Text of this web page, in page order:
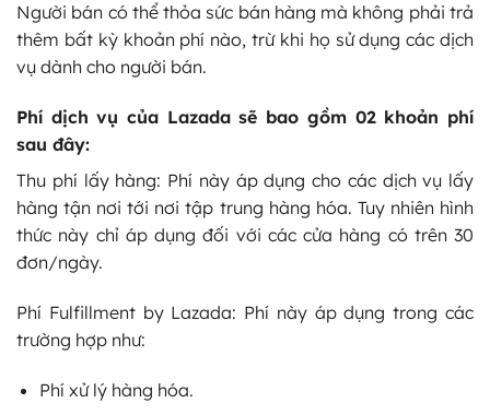
Người bán có thể thỏa sức bán hàng mà không phải trả
thêm bất kỳ khoản phí nào, trừ khi họ sử dụng các dịch
vụ dành cho người bán.
Phí dịch vụ của Lazada sẽ bao gồm 02 khoản phí
sau đây:
Thu phí lấy hàng: Phí này áp dụng cho các dịch vụ lấy
hàng tận nơi tới nơi tập trung hàng hóa. Tuy nhiên hình
thức này chỉ áp dụng đối với các cửa hàng có trên 30
đơn/ngày.
Phí Fulfillment by Lazada: Phí này áp dụng trong các
trường hợp như:
Phí xử lý hàng hóa.